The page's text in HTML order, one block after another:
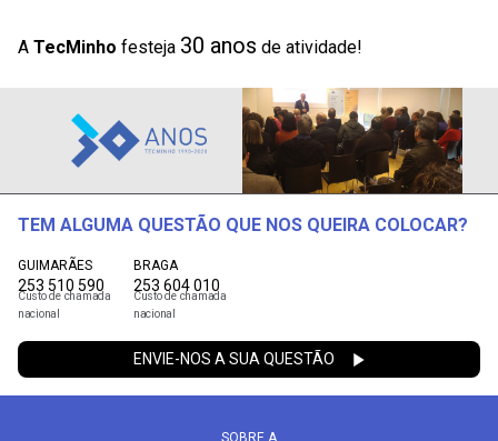
A TecMinho festeja 30 anos de atividade!
TEM ALGUMA QUESTÃO QUE NOS QUEIRA COLOCAR?
GUIMARÃES
253 510 590
Custo de chamada
nacional
BRAGA
253 604 010
Custo de chamada
nacional
ENVIE-NOS A SUA QUESTÃO
SOBRE A